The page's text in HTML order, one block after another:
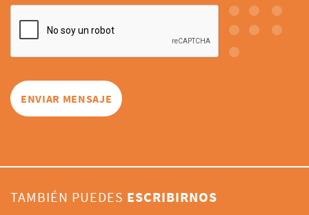
TAMBIÉN PUEDES ESCRIBIRNOS